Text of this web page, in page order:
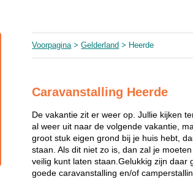
Voorpagina>Gelderland > Heerde
Caravanstalling Heerde
De vakantie zit er weer op. Jullie kijken
al weer uit naar de volgende vakantie,
groot stuk eigen grond bij je huis hebt,
staan. Als dit niet zo is, dan zal je
veilig kunt laten staan.Gelukkig zijn daar
goede caravanstalling en/of